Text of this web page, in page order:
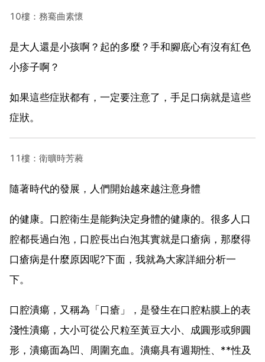
10樓：務騫曲素懷
是大人還是小孩啊？起的多麼？手和腳底心有沒有紅色
小疹子啊？
如果這些症狀都有，一定要注意了，手足口病就是這些
症狀。
11樓：衛曠時芳蕤
隨著時代的發展，人們開始越來越注意身體
的健康。口腔衛生是能夠決定身體的健康的。很多人口
腔都長過白泡，口腔長出白泡其實就是口瘡病，那麼得
口瘡病是什麼原因呢?下面，我就為大家詳細分析一
下。
口腔潰瘍，又稱為「口瘡」，是發生在口腔粘膜上的表
淺性潰瘍，大小可從公尺粒至黃豆大小、成圓形或卵圓
形，潰瘍面為凹、周圍充血。潰瘍具有週期性、**性及